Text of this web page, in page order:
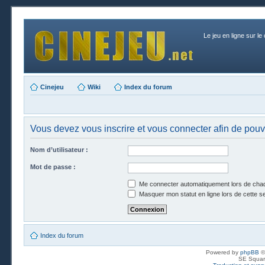
Le jeu en ligne sur le
Cinejeu Wiki Index du forum
Vous devez vous inscrire et vous connecter afin de
Nom d’utilisateur :
Mot de passe :
Me connecter automatiquement lors de
Masquer mon statut en ligne lors de cette
Index du forum
Powered by phpBB
SE